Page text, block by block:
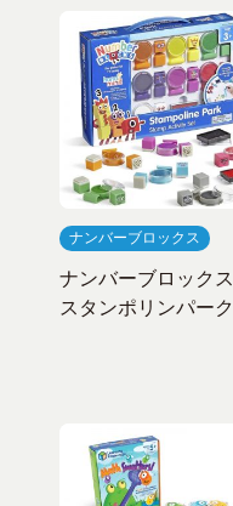
ナンバーブロックス
ナンバーブロックス
スタンポリンパーク